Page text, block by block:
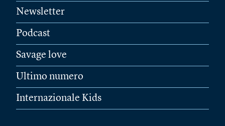
Newsletter
Podcast
Savage love
Ultimo numero
Internazionale Kids